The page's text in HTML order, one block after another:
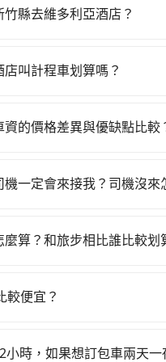
一天最多有63班次高鐵
約花20分鐘、車費200
送，則每人平均花費約
縣去維多利亞酒店？
邊可隨租隨借的iRent應
去，但額外的汽車保險
租車都好像在開樂透一
或者載行李時，就顯得非
叫計程車划算嗎？
元間，但如改預約
的價格差異與優缺點比較
，司機還會提供各種旅
一定會來接我？司機沒來
車牌、車型等資訊，如
算？和旅步相比誰比較划
另外，計程車包車價格
便宜？
會有煙味、或者車齡過
時，如果想訂包車兩天